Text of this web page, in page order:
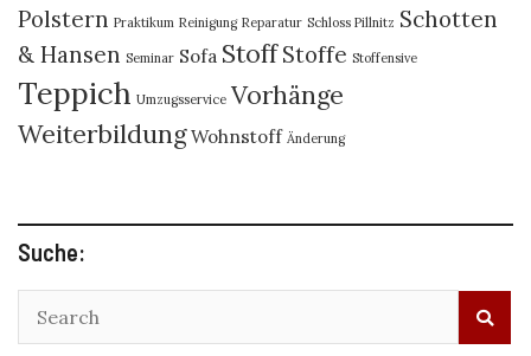
Polstern Praktikum Reinigung Reparatur Schloss Pillnitz Schotten
& Hansen Seminar Sofa Stoff Stoffe Stoffensive
Teppich Umzugsservice Vorhänge
Weiterbildung Wohnstoff Änderung
Suche: